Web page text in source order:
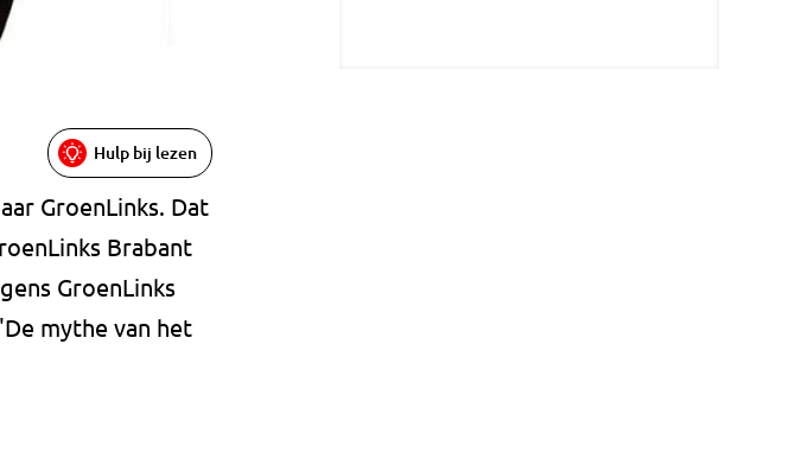
Hulp bij lezen
GroenLinks. Dat
Brabant
GroenLinks
mythe van het